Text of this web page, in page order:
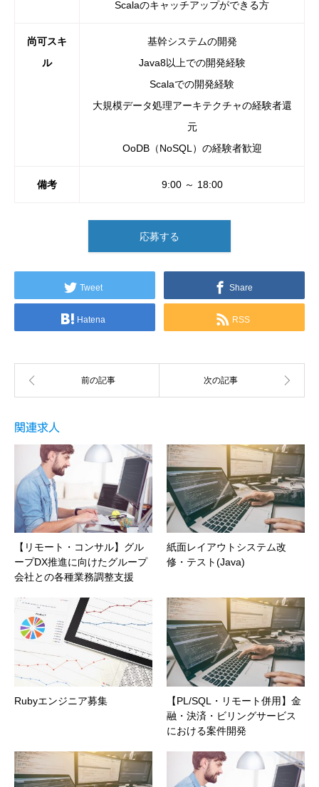
Scalaのキャッチアップができる方
尚可スキ
ル
基幹システムの開発
Java8以上での開発経験
Scalaでの開発経験
大規模データ処理アーキテクチャの経験者還
元
OoDB（NoSQL）の経験者歓迎
備考 9:00 ～ 18:00
応募する
Tweet Share
Hatena RSS
関連求人
【リモート・コンサル】グル
ープDX推進に向けたグループ
会社との各種業務調整支援
紙面レイアウトシステム改
修・テスト(Java)
Rubyエンジニア募集
【PL/SQL・リモート併用】金
融・決済・ビリングサービス
における案件開発